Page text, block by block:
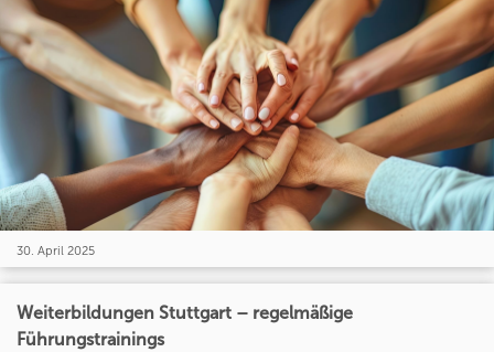
30. April 2025
Weiterbildungen Stuttgart – regelmäßige
Führungstrainings